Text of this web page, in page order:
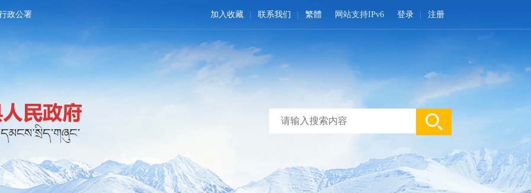
政公署 登录 注册
网站支持IPv6
加入收藏 联系我们 繁體